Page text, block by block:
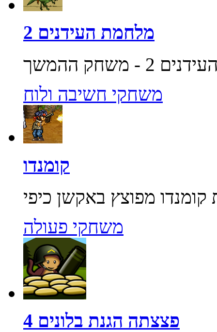
מלחמת העידנים 2
משחקי חשיבה ולוח
קומנדו
משחקי פעולה
פצצתה הגנת בלונים 4